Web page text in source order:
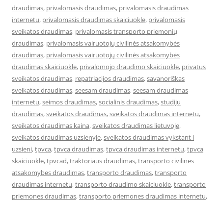
draudimas, privalomasis draudimas, privalomasis draudimas
internetu, privalomasis draudimas skaiciuokle, privalomasis
sveikatos draudimas, privalomasis transporto priemonių
draudimas, privalomasis vairuotojų civilinės atsakomybės
draudimas, privalomasis vairuotojų civilinės atsakomybės
draudimas skaiciuokle, privalomojo draudimo skaiciuokle, privatus
sveikatos draudimas, repatriacijos draudimas,savanoriškas
sveikatos draudimas,seesam draudimas,seesam draudimas
internetu,seimos draudimas,socialinis draudimas,studiju
draudimas,sveikatos draudimas,sveikatos draudimas internetu,
sveikatos draudimas kaina,sveikatos draudimas lietuvoje,
sveikatos draudimas uzsienyje,sveikatos draudimas vykstant i
uzsieni,tpvca,tpvca draudimas,tpvca draudimas internetu,tpvca
skaiciuokle,tpvcad,traktoriaus draudimas,transporto civilines
atsakomybes draudimas,transporto draudimas,transporto
draudimas internetu,transporto draudimo skaiciuokle,transporto
priemones draudimas,transporto priemones draudimas internetu,